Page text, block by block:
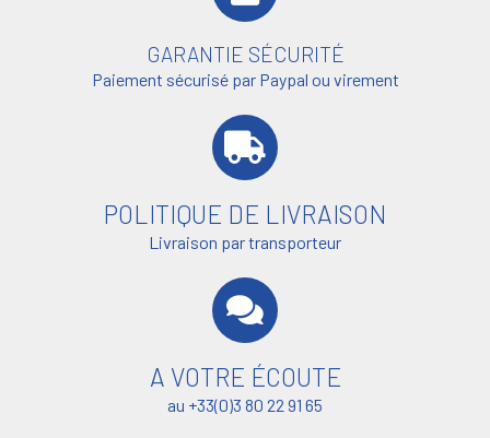
GARANTIE SÉCURITÉ
Paiement sécurisé par Paypal ou virement
POLITIQUE DE LIVRAISON
Livraison par transporteur
A VOTRE ÉCOUTE
au +33(0)3 80 22 91 65